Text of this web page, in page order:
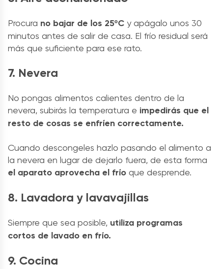
Procura no bajar de los 25ºC y apágalo unos 30
minutos antes de salir de casa. El frío residual será
más que suficiente para ese rato.
7. Nevera
No pongas alimentos calientes dentro de la
nevera, subirás la temperatura e impedirás que el
resto de cosas se enfríen correctamente.
Cuando descongeles hazlo pasando el alimento a
la nevera en lugar de dejarlo fuera, de esta forma
el aparato aprovecha el frío que desprende.
8. Lavadora y lavavajillas
Siempre que sea posible, utiliza programas
cortos de lavado en frío.
9. Cocina